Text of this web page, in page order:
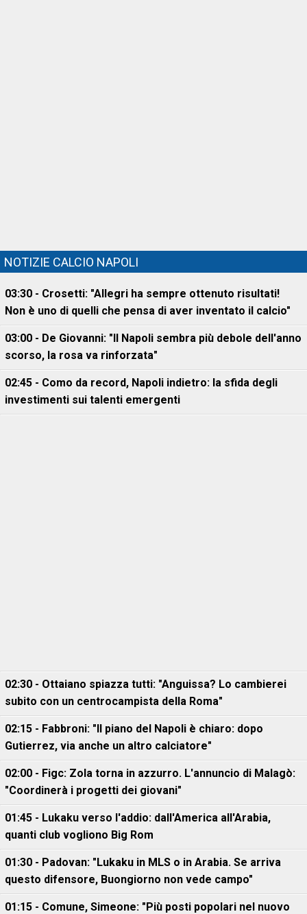
NOTIZIE CALCIO NAPOLI
03:30 - Crosetti: "Allegri ha sempre ottenuto risultati!
Non è uno di quelli che pensa di aver inventato il calcio"
03:00 - De Giovanni: "Il Napoli sembra più debole dell'anno
scorso, la rosa va rinforzata"
02:45 - Como da record, Napoli indietro: la sfida degli
investimenti sui talenti emergenti
02:30 - Ottaiano spiazza tutti: "Anguissa? Lo cambierei
subito con un centrocampista della Roma"
02:15 - Fabbroni: "Il piano del Napoli è chiaro: dopo
Gutierrez, via anche un altro calciatore"
02:00 - Figc: Zola torna in azzurro. L'annuncio di Malagò:
"Coordinerà i progetti dei giovani"
01:45 - Lukaku verso l'addio: dall'America all'Arabia,
quanti club vogliono Big Rom
01:30 - Padovan: "Lukaku in MLS o in Arabia. Se arriva
questo difensore, Buongiorno non vede campo"
01:15 - Comune, Simeone: "Più posti popolari nel nuovo